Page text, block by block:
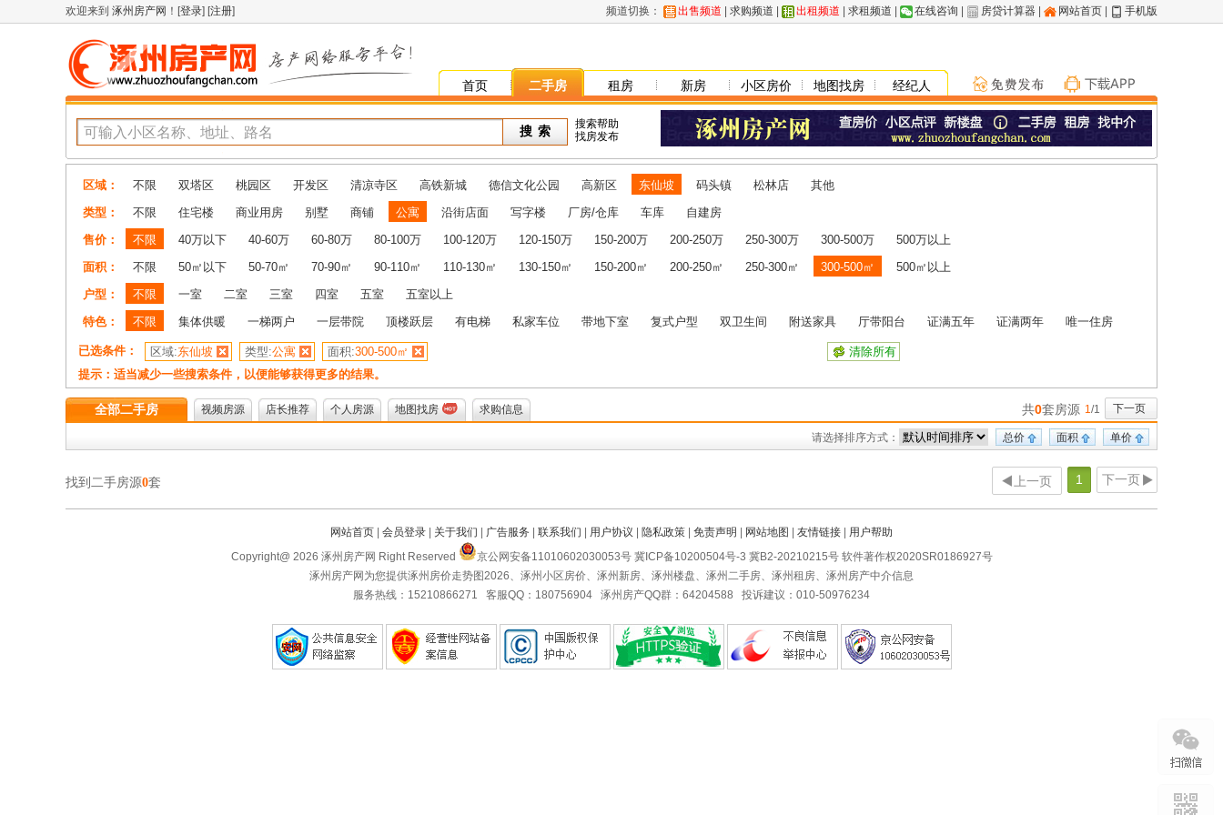
欢迎来到 涿州房产网 ！[登录] [注册] 频道切换： 出售频道 求购频道 出租频道 求租频道 在线咨询 房贷计算器 网站首页 手机版
首页 二手房 租房 新房 小区房价 地图找房 经纪人
搜索帮助
找房发布
区域： 不限 双塔区 桃园区 开发区 清凉寺区 高铁新城 德信文化公园 高新区 东仙坡 码头镇 松林店
其他
类型：
不限 住宅楼 商业用房 别墅 商铺 公寓 沿街店面 写字楼 厂房/仓库 车库
自建房
售价：
不限 40万以下 40-60万 60-80万 80-100万 100-120万 120-150万 150-200万 200-250万 250-300万 300-500万
500万以上
面积：
不限 50㎡以下 50-70㎡ 70-90㎡ 90-110㎡ 110-130㎡ 130-150㎡ 150-200㎡ 200-250㎡ 250-300㎡ 300-500㎡
500㎡以上
户型：
不限 一室 二室 三室 四室 五室
五室以上
特色：
不限 集体供暖 一梯两户 一层带院 顶楼跃层 有电梯 私家车位 带地下室 复式户型 双卫生间 附送家具 厅带阳台 证满五年 证满两年 唯一住房
已选条件： 区域:东仙坡 类型:公寓 面积:300-500㎡
清除所有
提示：适当减少一些搜索条件，以便能够获得更多的结果。
全部二手房 视频房源 店长推荐 个人房源 地图找房 求购信息 下一页
1/1
共0套房源
单价
面积
总价
请选择排序方式：
找到二手房源0套 上一页 1 下一页
网站首页 会员登录 关于我们 广告服务 联系我们 用户协议 隐私政策 免责声明 网站地图 友情链接
用户帮助
Copyright@ 2026 涿州房产网 Right Reserved
京公网安备11010602030053号 冀ICP备10200504号-3 冀B2-20210215号 软件著作权2020SR0186927号
涿州房产网为您提供涿州房价走势图2026、涿州小区房价、涿州新房、涿州楼盘、涿州二手房、涿州租房、涿州房产中介信息
服务热线：15210866271 客服QQ：180756904 涿州房产QQ群：64204588 投诉建议：010-50976234